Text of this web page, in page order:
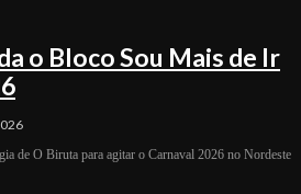
o Bloco Sou Mais de Ir
de O Biruta para agitar o Carnaval 2026 no Nordeste